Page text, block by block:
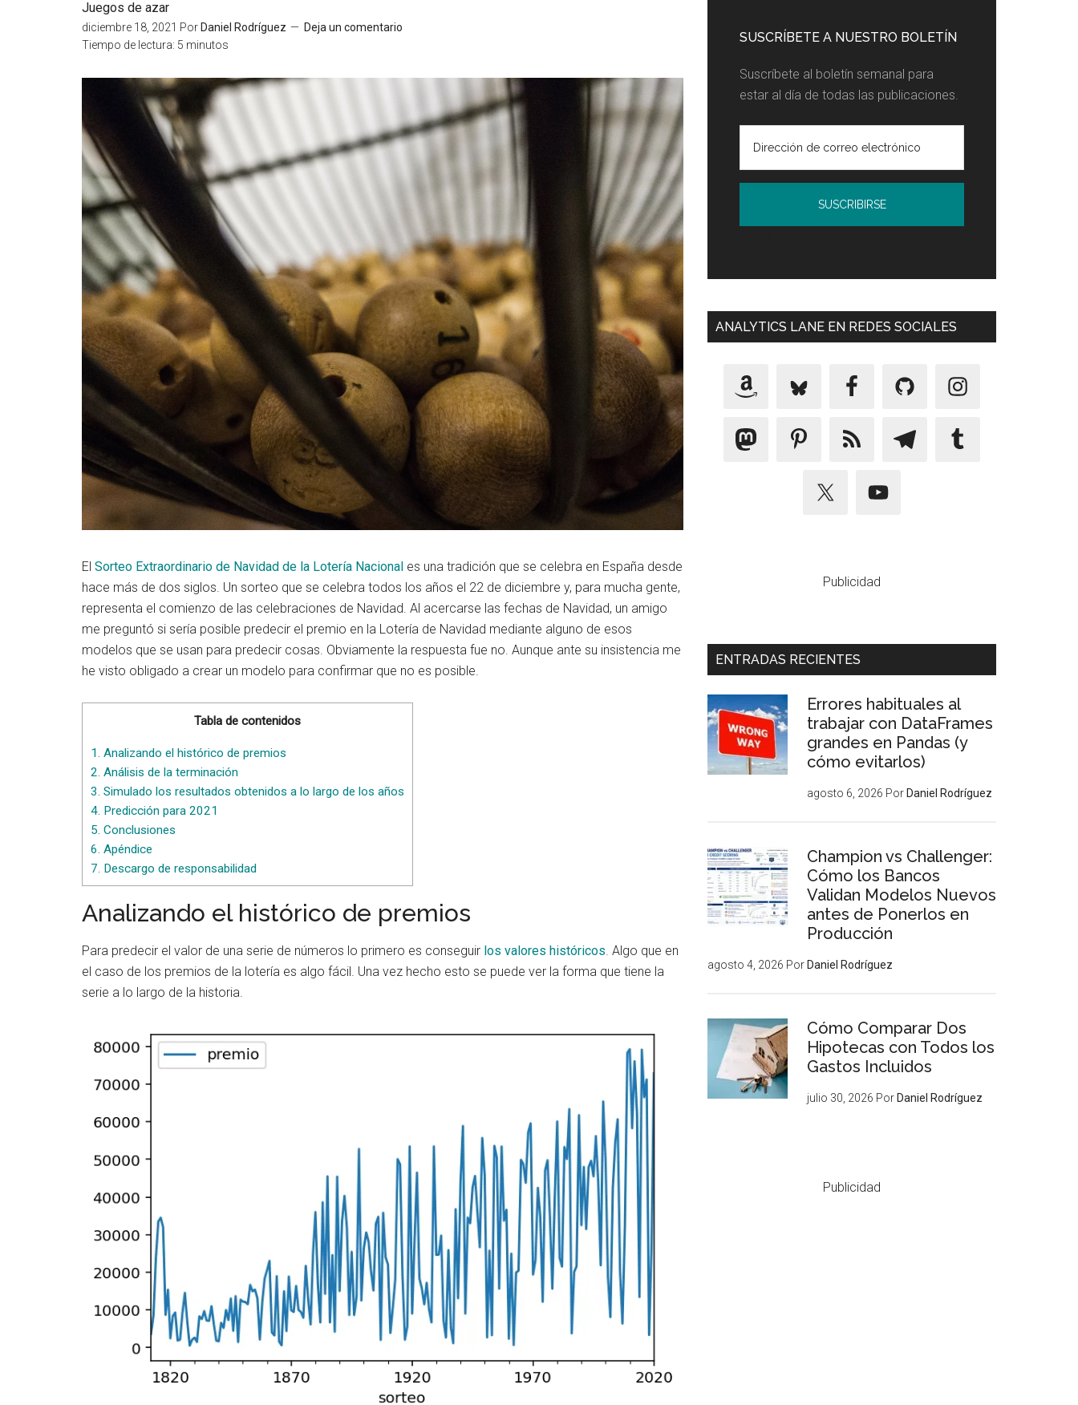
Juegos de azar
diciembre 18, 2021 Por Daniel Rodríguez
Deja un comentario
Tiempo de lectura: 5 minutos
El Sorteo Extraordinario de Navidad de la Lotería Nacional es una tradición que se celebra en España desde
hace más de dos siglos. Un sorteo que se celebra todos los años el 22 de diciembre y, para mucha gente,
representa el comienzo de las celebraciones de Navidad. Al acercarse las fechas de Navidad, un amigo
me preguntó si sería posible predecir el premio en la Lotería de Navidad mediante alguno de esos
modelos que se usan para predecir cosas. Obviamente la respuesta fue no. Aunque ante su insistencia me
he visto obligado a crear un modelo para confirmar que no es posible.
Tabla de contenidos
1. Analizando el histórico de premios
2. Análisis de la terminación
3. Simulado los resultados obtenidos a lo largo de los años
4. Predicción para 2021
5. Conclusiones
6. Apéndice
7. Descargo de responsabilidad
Analizando el histórico de premios
Para predecir el valor de una serie de números lo primero es conseguir los valores históricos . Algo que en
el caso de los premios de la lotería es algo fácil. Una vez hecho esto se puede ver la forma que tiene la
serie a lo largo de la historia.
SUSCRÍBETE A NUESTRO BOLETÍN
Suscríbete al boletín semanal para
estar al día de todas las publicaciones.
ANALYTICS LANE EN REDES SOCIALES
Publicidad
ENTRADAS RECIENTES
Errores habituales al
trabajar con DataFrames
grandes en Pandas (y
cómo evitarlos)
agosto 6, 2026 Por Daniel Rodríguez
Champion vs Challenger:
Cómo los Bancos
Validan Modelos Nuevos
antes de Ponerlos en
Producción
agosto 4, 2026 Por Daniel Rodríguez
Cómo Comparar Dos
Hipotecas con Todos los
Gastos Incluidos
julio 30, 2026 Por Daniel Rodríguez
Publicidad